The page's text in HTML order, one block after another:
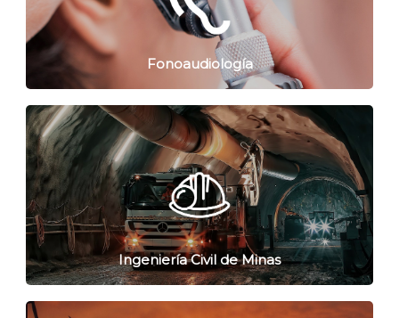
Fonoaudiología
Ingeniería Civil de Minas